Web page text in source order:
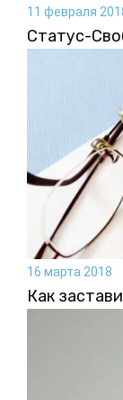
11 февраля
Статус-
16 марта 2018
Как